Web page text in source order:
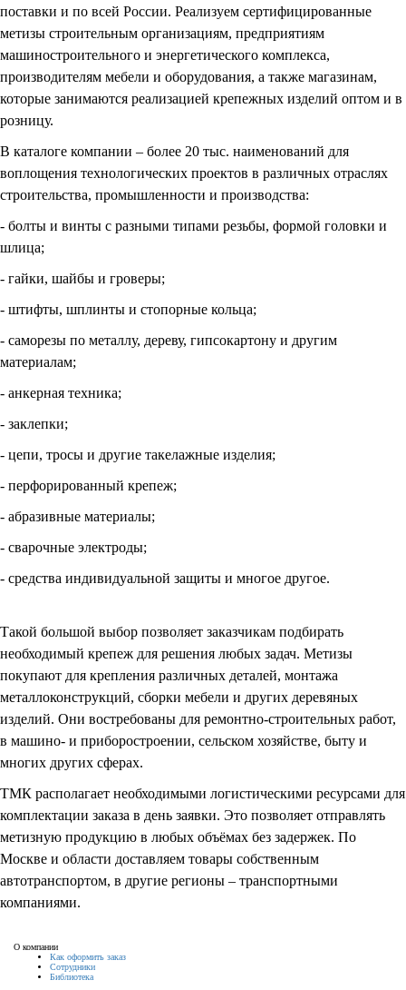
поставки и по всей России. Реализуем сертифицированные
метизы строительным организациям, предприятиям
машиностроительного и энергетического комплекса,
производителям мебели и оборудования, а также магазинам,
которые занимаются реализацией крепежных изделий оптом и в
розницу.
В каталоге компании – более 20 тыс. наименований для
воплощения технологических проектов в различных отраслях
строительства, промышленности и производства:
- болты и винты с разными типами резьбы, формой головки и
шлица;
- гайки, шайбы и гроверы;
- штифты, шплинты и стопорные кольца;
- саморезы по металлу, дереву, гипсокартону и другим
материалам;
- анкерная техника;
- заклепки;
- цепи, тросы и другие такелажные изделия;
- перфорированный крепеж;
- абразивные материалы;
- сварочные электроды;
- средства индивидуальной защиты и многое другое.
Такой большой выбор позволяет заказчикам подбирать
необходимый крепеж для решения любых задач. Метизы
покупают для крепления различных деталей, монтажа
металлоконструкций, сборки мебели и других деревяных
изделий. Они востребованы для ремонтно-строительных работ,
в машино- и приборостроении, сельском хозяйстве, быту и
многих других сферах.
ТМК располагает необходимыми логистическими ресурсами для
комплектации заказа в день заявки. Это позволяет отправлять
метизную продукцию в любых объёмах без задержек. По
Москве и области доставляем товары собственным
автотранспортом, в другие регионы – транспортными
компаниями.
О компании
Как оформить заказ
Сотрудники
Библиотека